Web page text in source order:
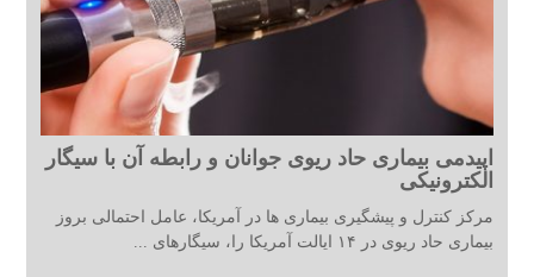
اپیدمی بیماری حاد ریوی جوانان و رابطه آن با سیگار
الکترونیکی
مرکز کنترل و پیشگیری بیماری ها در آمریکا، عامل احتمالی بروز
بیماری حاد ریوی در ۱۴ ایالت آمریکا را، سیگارهای ...